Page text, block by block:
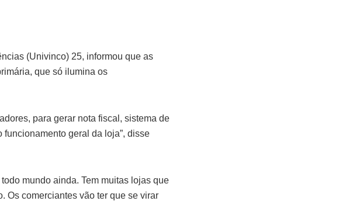
(Univinco) 25, informou que as
que só ilumina os
para gerar nota fiscal, sistema de
geral da loja”, disse
mundo ainda. Tem muitas lojas que
Os comerciantes vão ter que se virar